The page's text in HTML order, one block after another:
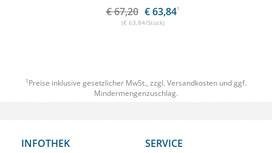
€ 67,20 € 63,841
(€ 63,84/Stück)
1 Preise inklusive gesetzlicher MwSt., zzgl. Versandkosten und ggf.
Mindermengenzuschlag.
INFOTHEK SERVICE